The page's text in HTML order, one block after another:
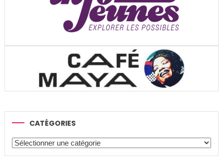
CATÉGORIES
Catégories